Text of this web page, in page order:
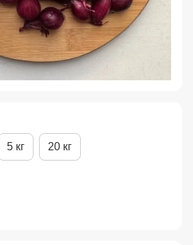
5 кг 20 кг